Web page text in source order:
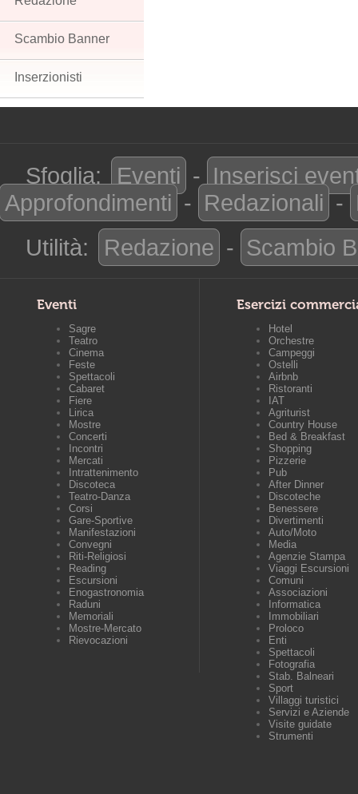
Scambio Banner
Inserzionisti
Sfoglia: Eventi - Inserisci
Approfondimenti - Redazionali -
Utilità:
Redazione - Scambio
Eventi
Sagre
Teatro
Cinema
Feste
Spettacoli
Cabaret
Fiere
Lirica
Mostre
Concerti
Incontri
Mercati
Intrattenimento
Discoteca
Teatro-Danza
Corsi
Gare-Sportive
Manifestazioni
Convegni
Riti-Religiosi
Reading
Escursioni
Enogastronomia
Raduni
Memoriali
Mostre-Mercato
Rievocazioni
Esercizi
Hotel
Orchestre
Campeggi
Ostelli
Airbnb
Ristoranti
IAT
Agriturist
Country House
Bed & Breakfast
Shopping
Pizzerie
Pub
After Dinner
Discoteche
Benessere
Divertimenti
Auto/Moto
Media
Agenzie Stampa
Viaggi Escursioni
Comuni
Associazioni
Informatica
Immobiliari
Proloco
Enti
Spettacoli
Fotografia
Stab. Balneari
Sport
Villaggi turistici
Servizi e Aziende
Visite guidate
Strumenti